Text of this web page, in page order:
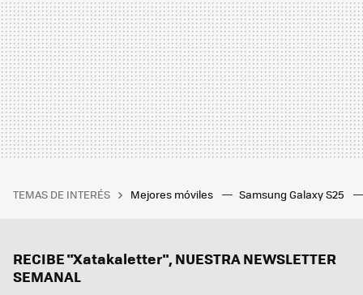
TEMAS DE INTERÉS Mejores móviles Samsung Galaxy S25
RECIBE "Xatakaletter", NUESTRA NEWSLETTER
SEMANAL